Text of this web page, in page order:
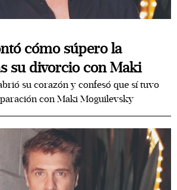
cómo súpero la
su divorcio con Maki
su corazón y confesó que sí tuvo
con Maki Moguilevsky